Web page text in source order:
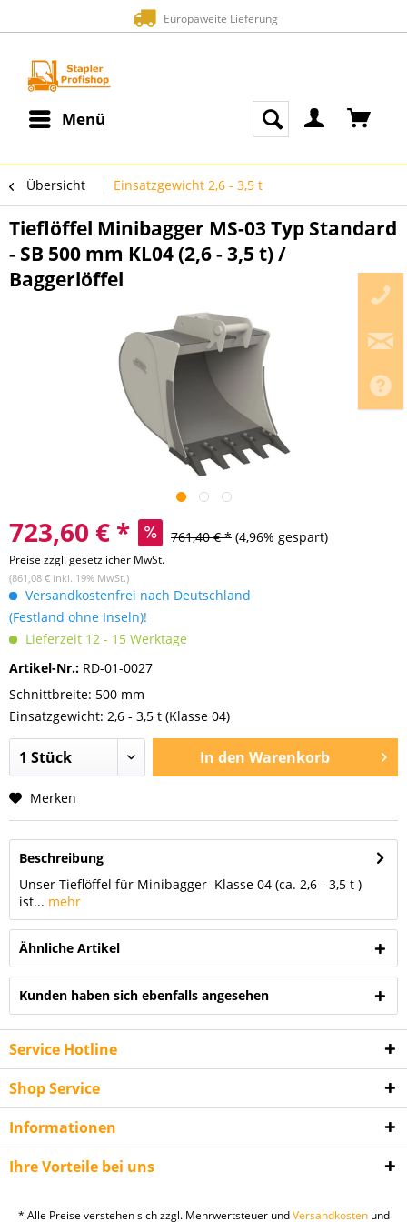
Europaweite Lieferung
Menü
Übersicht Einsatzgewicht 2,6 - 3,5 t
Tieflöffel Minibagger MS-03 Typ Standard
- SB 500 mm KL04 (2,6 - 3,5 t) /
Baggerlöffel
723,60 € * 761,40 € * (4,96% gespart)
Preise zzgl. gesetzlicher MwSt.
(861,08 € inkl. 19% MwSt.)
Versandkostenfrei nach Deutschland
(Festland ohne Inseln)!
Lieferzeit 12 - 15 Werktage
Artikel-Nr.: RD-01-0027
Schnittbreite: 500 mm
Einsatzgewicht: 2,6 - 3,5 t (Klasse 04)
In den Warenkorb
Merken
Beschreibung
Unser Tieflöffel für Minibagger Klasse 04 (ca. 2,6 - 3,5 t )
ist... mehr
Ähnliche Artikel
Kunden haben sich ebenfalls angesehen
Service Hotline
Shop Service
Informationen
Ihre Vorteile bei uns
* Alle Preise verstehen sich zzgl. Mehrwertsteuer undVersandkostenund